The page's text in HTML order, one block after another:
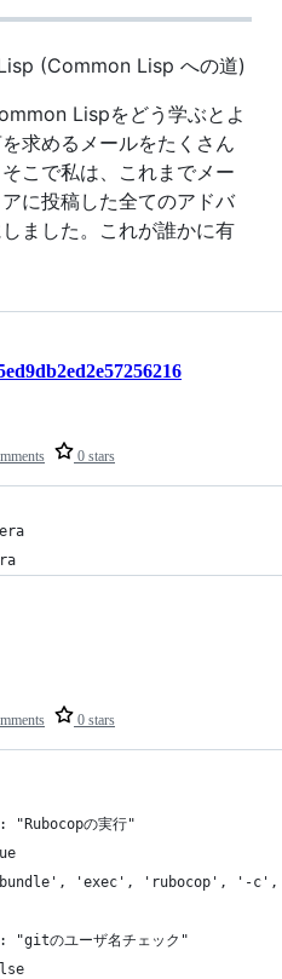
(Common Lisp への道)
Lispをどう学ぶとよ
求めるメールをたくさん
こで私は、これまでメー
に投稿した全てのアドバ
ました。これが誰かに有
0 stars
0 stars
"Rubocopの実行"
'exec', 'rubocop', '-
"gitのユーザ名チェック"